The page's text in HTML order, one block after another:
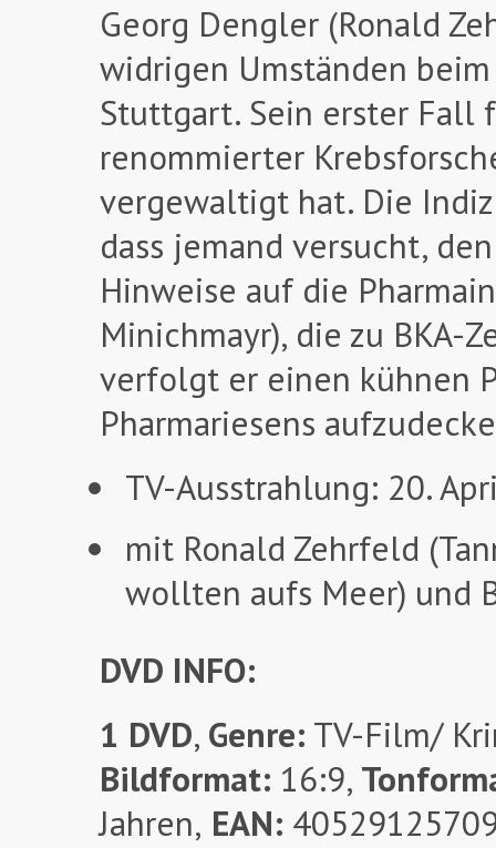
Georg Dengler (Ronald
widrigen Umständen
Stuttgart. Sein erster Fall
renommierter
vergewaltigt hat. Die
dass jemand versucht,
Hinweise auf die
Minichmayr), die zu BKA-
verfolgt er einen kühnen
Pharmariesens
TV-Ausstrahlung: 20.
mit Ronald Zehrfeld
wollten aufs Meer) und
DVD INFO:
1 DVD, Genre: TV-Film/
Bildformat: 16:9,
Jahren, EAN: